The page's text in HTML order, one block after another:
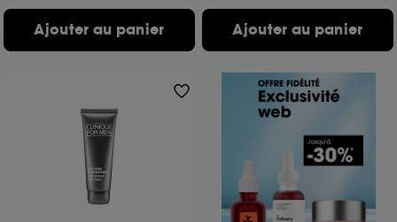
Ajouter au panier Ajouter au panier